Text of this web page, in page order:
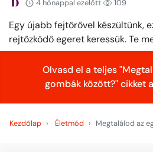
4 hónappal ezelőtt 109
Egy újabb fejtörővel készültünk,
rejtőzködő egeret keressük. Te
Olvasd el a teljes
gombák között?" cikket
Kezdőlap Életmód Megtalálod az